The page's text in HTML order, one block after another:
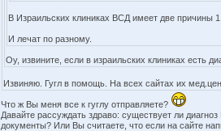
В Израильских клиниках ВСД имеет две причины
И лечат по разному.
Оу, извините, если в израильских клиниках есть
Извиняю. Гугл в помощь. На всех сайтах их
Что ж Вы меня все к гуглу отправляете?
Давайте рассуждать здраво: существует ли
документы? Или Вы считаете, что если на сайте